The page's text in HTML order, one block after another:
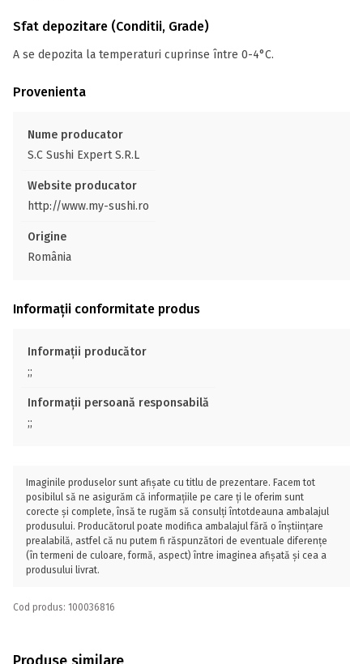
Sfat depozitare (Conditii, Grade)
A se depozita la temperaturi cuprinse între 0-4°C.
Provenienta
Nume producator
S.C Sushi Expert S.R.L
Website producator
http://www.my-sushi.ro
Origine
România
Informații conformitate produs
Informații producător
;;
Informații persoană responsabilă
;;
Imaginile produselor sunt afișate cu titlu de prezentare. Facem tot
posibilul să ne asigurăm că informațiile pe care ți le oferim sunt
corecte și complete, însă te rugăm să consulți întotdeauna ambalajul
produsului. Producătorul poate modifica ambalajul fără o înștiințare
prealabilă, astfel că nu putem fi răspunzători de eventuale diferențe
(în termeni de culoare, formă, aspect) între imaginea afișată și cea a
produsului livrat.
Cod produs: 100036816
Produse similare